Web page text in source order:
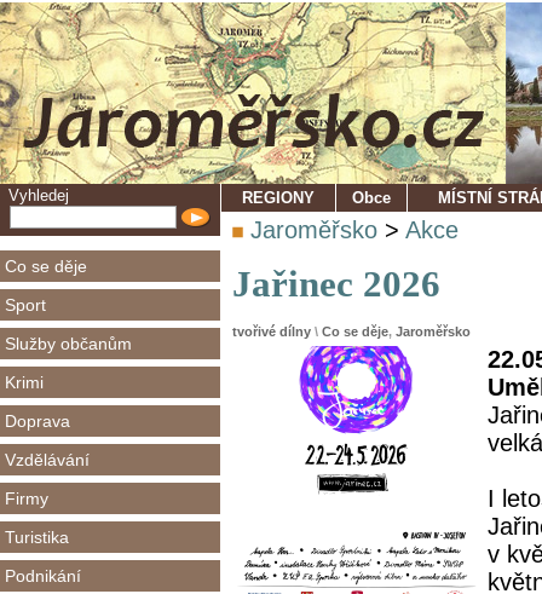
Vyhledej
Co se děje
Sport
Služby občanům
Krimi
Doprava
Vzdělávání
Firmy
Turistika
Podnikání
REGIONY Obce MÍSTNÍ
Jaroměřsko > Akce
Jařinec 2026
tvořivé dílny \ Co se děje, Jaroměřsko
I
v